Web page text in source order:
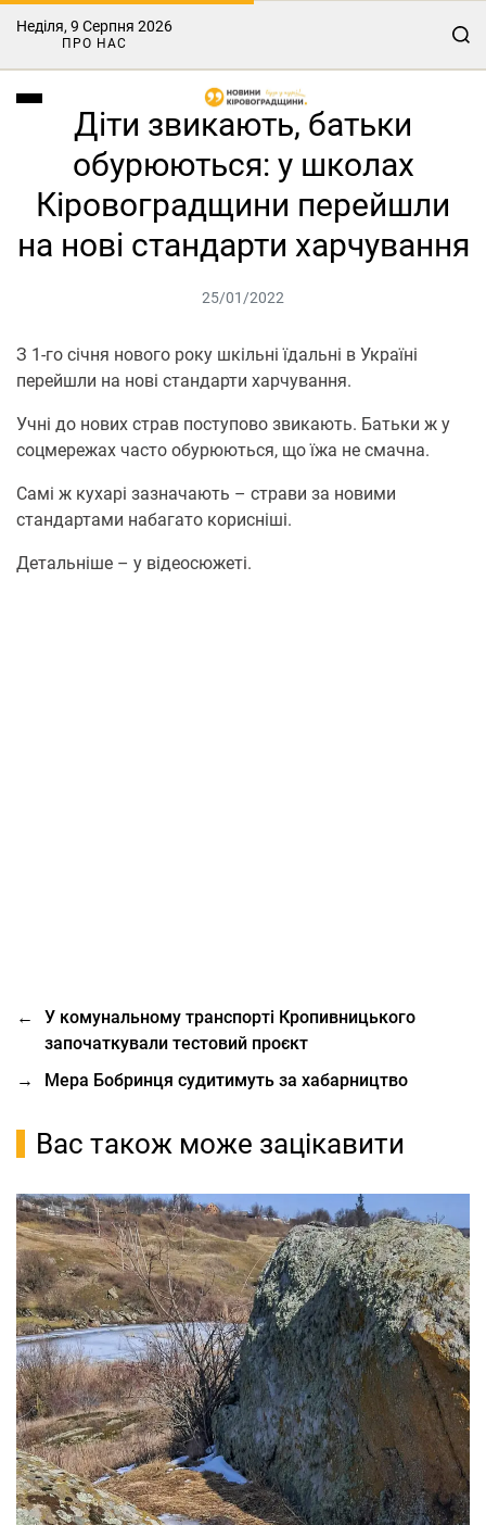
Неділя, 9 Серпня 2026
ПРО НАС
Діти звикають, батьки
обурюються: у школах
Кіровоградщини перейшли
на нові стандарти харчування
25/01/2022
З 1-го січня нового року шкільні їдальні в Україні
перейшли на нові стандарти харчування.
Учні до нових страв поступово звикають. Батьки ж у
соцмережах часто обурюються, що їжа не смачна.
Самі ж кухарі зазначають – страви за новими
стандартами набагато корисніші.
Детальніше – у відеосюжеті.
←
У комунальному транспорті Кропивницького
започаткували тестовий проєкт
→
Мера Бобринця судитимуть за хабарництво
Вас також може зацікавити